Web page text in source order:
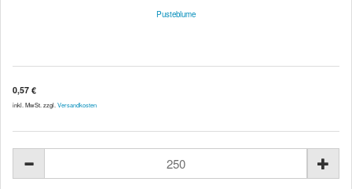
Pusteblume
0,57 €
inkl. MwSt. zzgl. Versandkosten